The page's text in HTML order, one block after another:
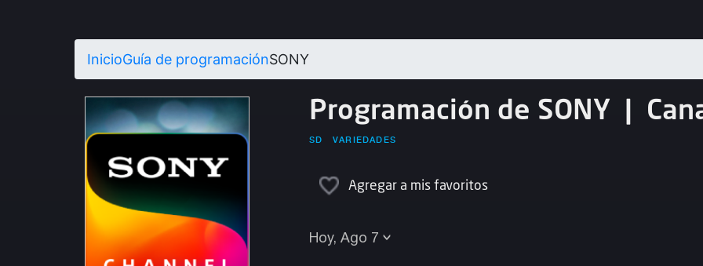
InicioGuía de programaciónSONY
Programación de SONY |
SD VARIEDADES
Agregar a mis favoritos
Hoy, Ago 7